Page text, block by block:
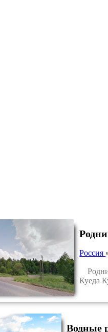
Россия
Куеда
Водные